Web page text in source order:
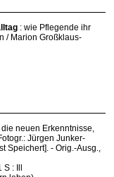
: wie Pflegende ihr
/ Marion Großklaus-
die neuen Erkenntnisse,
Jürgen Junker-
Speichert]. - Orig.-Ausg.,
: Ill